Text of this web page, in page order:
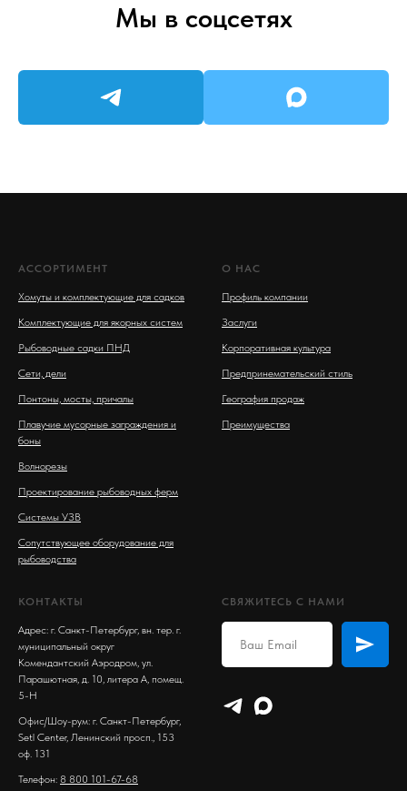
Мы в соцсетях
АССОРТИМЕНТ
Хомуты и комплектующие для садков
Комплектующие для якорных систем
Рыбоводные садки ПНД
Сети, дели
Понтоны, мосты, причалы
Плавучие мусорные заграждения и
боны
Волнорезы
Проектирование рыбоводных ферм
Системы УЗВ
Сопутствующее оборудование для
рыбоводства
О НАС
Профиль компании
Заслуги
Корпоративная культура
Предпринемательский стиль
География продаж
Преимущества
КОНТАКТЫ
Адрес: г. Санкт-Петербург, вн. тер. г.
муниципальный округ
Комендантский Аэродром, ул.
Парашютная, д. 10, литера А, помещ.
5-Н
Офис/Шоу-рум: г. Санкт-Петербург,
Setl Center, Ленинский просп., 153
оф. 131
Телефон: 8 800 101-67-68
СВЯЖИТЕСЬ С НАМИ